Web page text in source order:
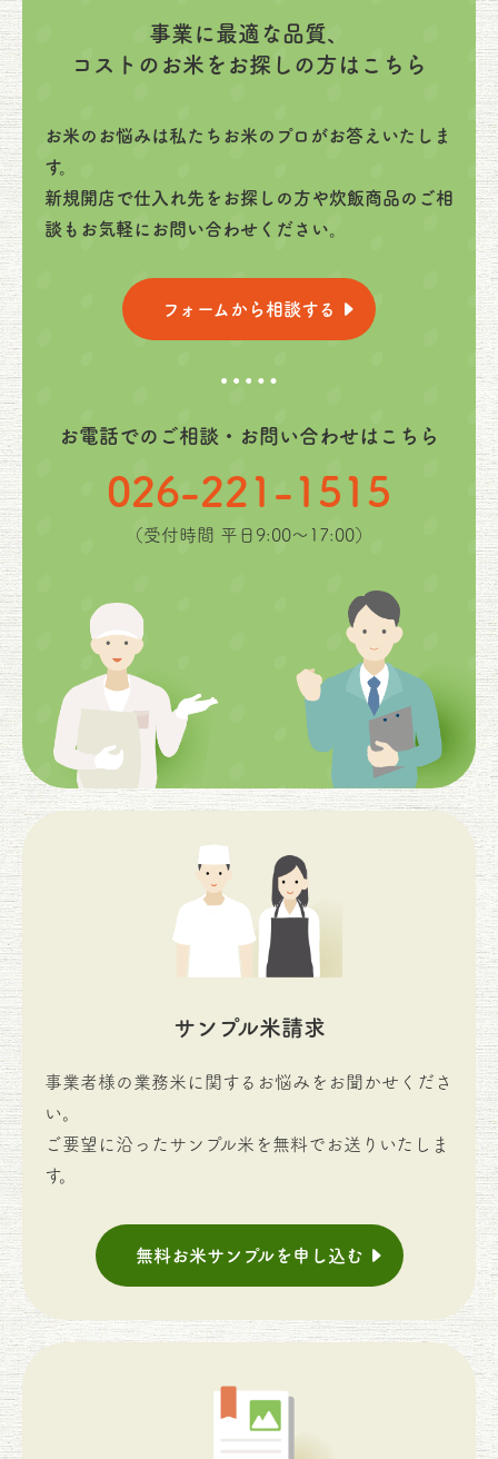
事業に最適な品質、
コストのお米をお探しの方はこちら
お米のお悩みは私たちお米のプロがお答えいたしま
す。
新規開店で仕入れ先をお探しの方や炊飯商品のご相
談もお気軽にお問い合わせください。
フォームから相談する
お電話でのご相談・お問い合わせはこちら
026-221-1515
（受付時間 平日9:00〜17:00）
サンプル米請求
事業者様の業務米に関するお悩みをお聞かせくださ
い。
ご要望に沿ったサンプル米を無料でお送りいたしま
す。
無料お米サンプルを申し込む